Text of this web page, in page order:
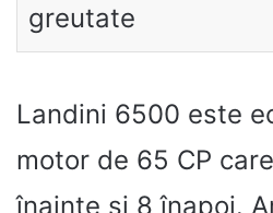
greutate
Landini 6500 este
motor de 65 CP
înainte și 8 înapoi.